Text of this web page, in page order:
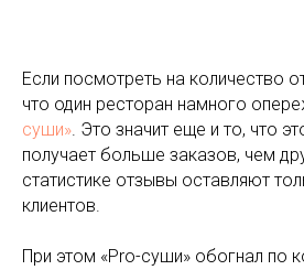
Если посмотреть на количество
что один ресторан намного
суши». Это значит еще и то, что
получает больше заказов, чем
статистике отзывы оставляют
клиентов.
При этом «Pro-суши» обогнал по